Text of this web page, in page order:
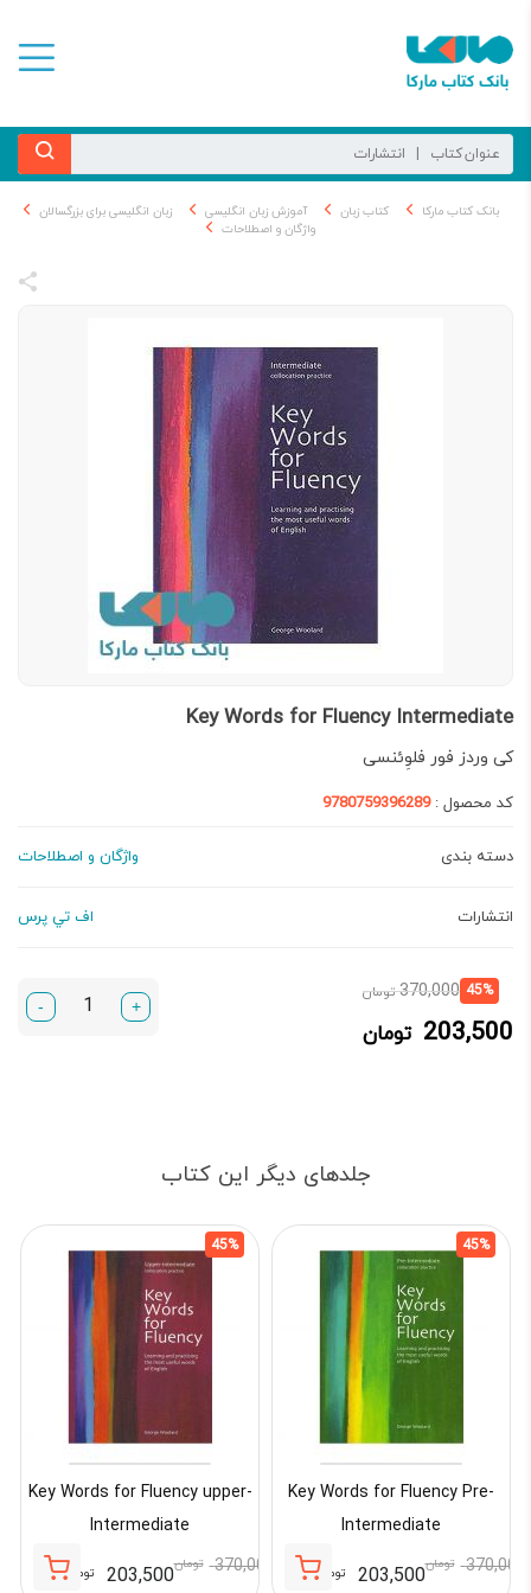
بانک کتاب مارکا کتاب زبان آموزش زبان انگلیسی
زبان انگلیسی برای بزرگسالان
واژگان و اصطلاحات
Key Words for Fluency Intermediate
کی وردز فور فلوِئنسی
کد محصول :9780759396289
دسته بندی واژگان و اصطلاحات
انتشارات اف تي پرس
45%
370,000 تومانقیمت
203,500 تومان
قیمت
203,500 تومان.
+
-
جلدهای دیگر این کتاب
45%
Key Words for Fluency Pre-
Intermediate
370,000 تومان203,500 تومان
45%
Key Words for Fluency upper-
Intermediate
370,000 تومان203,500 تومان